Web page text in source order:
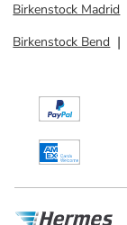
Birkenstock Madrid
Birkenstock Bend